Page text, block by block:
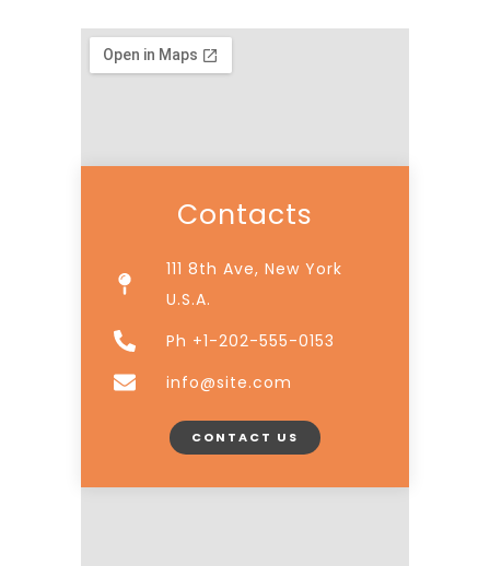
Contacts
111 8th Ave, New York
U.S.A.
Ph +1-202-555-0153
info@site.com
CONTACT US